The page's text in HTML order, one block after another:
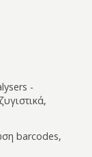
-
barcodes,